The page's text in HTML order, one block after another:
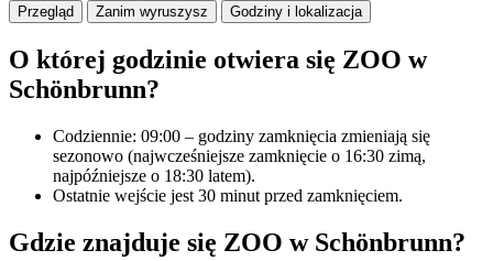
Przegląd Zanim wyruszysz Godziny i lokalizacja
O której godzinie otwiera się ZOO w
Schönbrunn?
Codziennie: 09:00 – godziny zamknięcia zmieniają się
sezonowo (najwcześniejsze zamknięcie o 16:30 zimą,
najpóźniejsze o 18:30 latem).
Ostatnie wejście jest 30 minut przed zamknięciem.
Gdzie znajduje się ZOO w Schönbrunn?